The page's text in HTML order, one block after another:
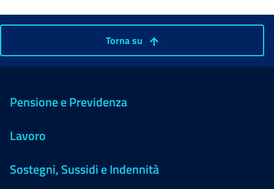
Torna su
Pensione e Previdenza
Lavoro
Sostegni, Sussidi e Indennità